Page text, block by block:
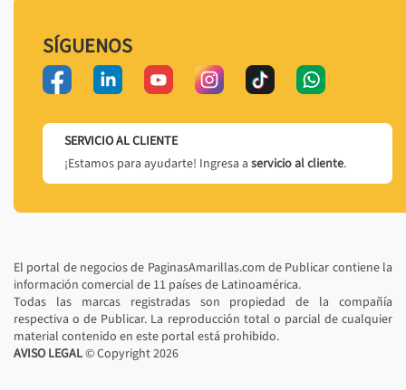
SÍGUENOS
SERVICIO AL CLIENTE
¡Estamos para ayudarte! Ingresa a servicio al cliente.
El portal de negocios de PaginasAmarillas.com de Publicar contiene la
información comercial de 11 países de Latinoamérica.
Todas las marcas registradas son propiedad de la compañía
respectiva o de Publicar. La reproducción total o parcial de cualquier
material contenido en este portal está prohibido.
AVISO LEGAL© Copyright2026